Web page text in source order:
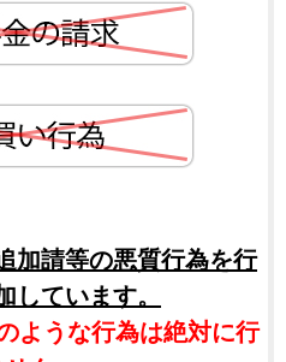
加請等の悪質行為を行
しています。
ような行為は絶対に行